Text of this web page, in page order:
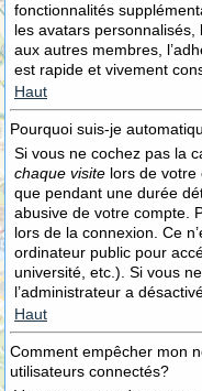
fonctionnalités
les avatars personnalisés,
aux autres membres,
est rapide et vivement
Haut
Pourquoi suis-je
Si vous ne cochez pas la
chaque visite lors de votre
que pendant une durée
abusive de votre compte.
lors de la connexion. Ce
ordinateur public pour
université, etc.). Si vous
l’administrateur a
Haut
Comment empêcher mon
utilisateurs connectés?